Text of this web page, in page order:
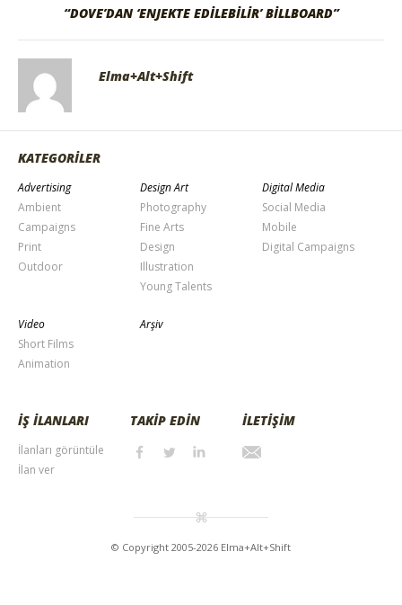
“DOVE’DAN ‘ENJEKTE EDILEBILIR’ BILLBOARD”
Elma+Alt+Shift
KATEGORİLER
Advertising
Ambient
Campaigns
Print
Outdoor
Design Art
Photography
Fine Arts
Design
Illustration
Young Talents
Digital Media
Social Media
Mobile
Digital Campaigns
Video
Short Films
Animation
Arşiv
İŞ İLANLARI
İlanları görüntüle
İlan ver
TAKİP EDİN İLETİŞİM
© Copyright 2005-2026 Elma+Alt+Shift